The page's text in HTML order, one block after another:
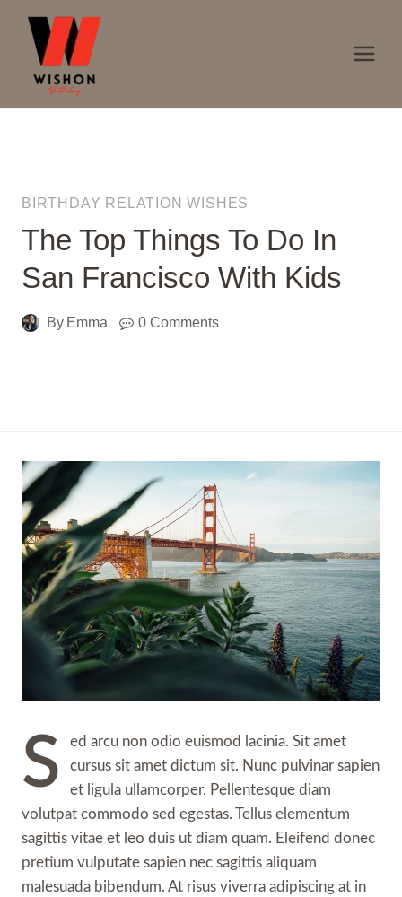
content
BIRTHDAY RELATION WISHES
The Top Things To Do In
San Francisco With Kids
By Emma 0 Comments
S
ed arcu non odio euismod lacinia. Sit amet
cursus sit amet dictum sit. Nunc pulvinar sapien
et ligula ullamcorper. Pellentesque diam
volutpat commodo sed egestas. Tellus elementum
sagittis vitae et leo duis ut diam quam. Eleifend donec
pretium vulputate sapien nec sagittis aliquam
malesuada bibendum. At risus viverra adipiscing at in